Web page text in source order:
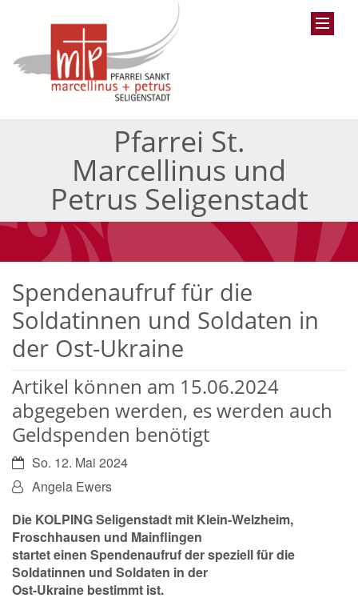
Pfarrei St.
Marcellinus und
Petrus Seligenstadt
Spendenaufruf für die
Soldatinnen und Soldaten in
der Ost-Ukraine
Artikel können am 15.06.2024
abgegeben werden, es werden auch
Geldspenden benötigt
Datum:So. 12. Mai 2024
Von:Angela Ewers
Die KOLPING Seligenstadt mit Klein-Welzheim,
Froschhausen und Mainflingen
startet einen Spendenaufruf der speziell für die
Soldatinnen und Soldaten in der
Ost-Ukraine bestimmt ist.